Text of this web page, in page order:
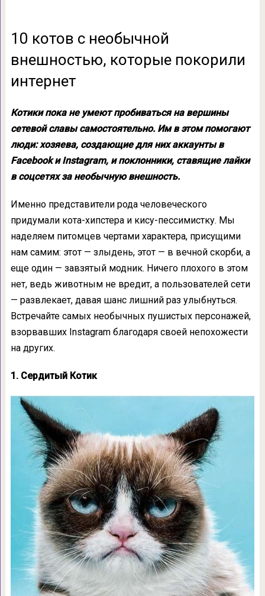
10 котов с необычной
внешностью, которые покорили
интернет
Котики пока не умеют пробиваться на вершины
сетевой славы самостоятельно. Им в этом помогают
люди: хозяева, создающие для них аккаунты в
Facebook и Instagram, и поклонники, ставящие лайки
в соцсетях за необычную внешность.
Именно представители рода человеческого
придумали кота-хипстера и кису-пессимистку. Мы
наделяем питомцев чертами характера, присущими
нам самим: этот — злыдень, этот — в вечной скорби, а
еще один — завзятый модник. Ничего плохого в этом
нет, ведь животным не вредит, а пользователей сети
— развлекает, давая шанс лишний раз улыбнуться.
Встречайте самых необычных пушистых персонажей,
взорвавших Instagram благодаря своей непохожести
на других.
1. Сердитый Котик